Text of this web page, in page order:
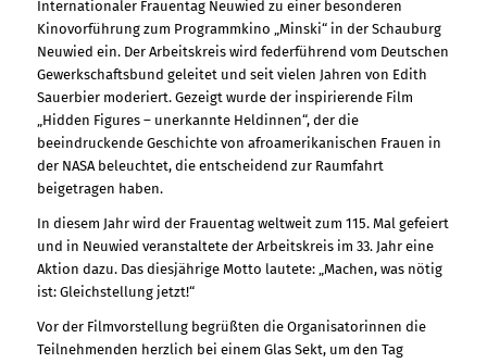
Internationaler Frauentag Neuwied zu einer besonderen
Kinovorführung zum Programmkino „Minski“ in der Schauburg
Neuwied ein. Der Arbeitskreis wird federführend vom Deutschen
Gewerkschaftsbund geleitet und seit vielen Jahren von Edith
Sauerbier moderiert. Gezeigt wurde der inspirierende Film
„Hidden Figures – unerkannte Heldinnen“, der die
beeindruckende Geschichte von afroamerikanischen Frauen in
der NASA beleuchtet, die entscheidend zur Raumfahrt
beigetragen haben.
In diesem Jahr wird der Frauentag weltweit zum 115. Mal gefeiert
und in Neuwied veranstaltete der Arbeitskreis im 33. Jahr eine
Aktion dazu. Das diesjährige Motto lautete: „Machen, was nötig
ist: Gleichstellung jetzt!“
Vor der Filmvorstellung begrüßten die Organisatorinnen die
Teilnehmenden herzlich bei einem Glas Sekt, um den Tag